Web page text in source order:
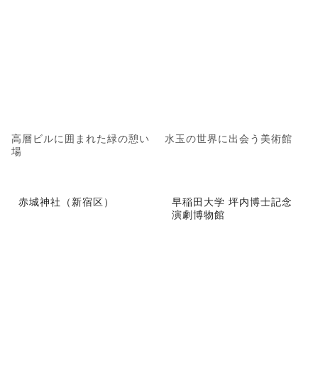
高層ビルに囲まれた緑の憩い
場
水玉の世界に出会う美術館
赤城神社（新宿区）
早稲田大学 坪内博士記念
演劇博物館